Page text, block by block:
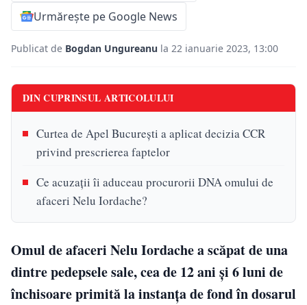
Urmărește pe Google News
Publicat de Bogdan Ungureanu la 22 ianuarie 2023, 13:00
DIN CUPRINSUL ARTICOLULUI
Curtea de Apel Bucureşti a aplicat decizia CCR
privind prescrierea faptelor
Ce acuzaţii îi aduceau procurorii DNA omului de
afaceri Nelu Iordache?
Omul de afaceri Nelu Iordache a scăpat de una
dintre pedepsele sale, cea de 12 ani şi 6 luni de
închisoare primită la instanţa de fond în dosarul